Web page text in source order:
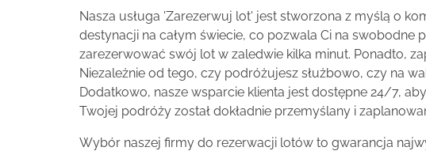
Nasza usługa 'Zarezerwuj lot' jest stworzona z myślą o
destynacji na całym świecie, co pozwala Ci na swobodne
zarezerwować swój lot w zaledwie kilka minut. Ponadto,
Niezależnie od tego, czy podróżujesz służbowo, czy na
Dodatkowo, nasze wsparcie klienta jest dostępne 24/7,
Twojej podróży został dokładnie przemyślany i
Wybór naszej firmy do rezerwacji lotów to gwarancja